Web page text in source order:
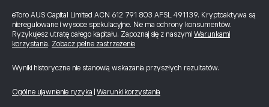
eToro AUS Capital Limited ACN 612 791 803 AFSL 491139. Kryptoaktywa są
nieregulowane i wysoce spekulacyjne. Nie ma ochrony konsumentów.
Ryzykujesz utratę całego kapitału. Zapoznaj się z naszymi Warunkami
korzystania. Zobacz pełne zastrzeżenie
Wyniki historyczne nie stanowią wskazania przyszłych rezultatów.
Ogólne ujawnienie ryzyka Warunki korzystania